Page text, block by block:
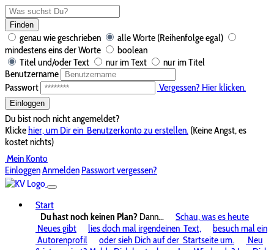
Finden
genau wie geschrieben
alle Worte (Reihenfolge egal)
mindestens eins der Worte
boolean
Titel und/oder Text
nur im Text
nur im Titel
Benutzername
Passwort
Vergessen? Hier klicken.
Einloggen
Du bist noch nicht angemeldet?
Klickehier, um Dir ein Benutzerkonto zu erstellen. (Keine Angst, es
kostet nichts)
Mein Konto
EinloggenAnmelden Passwort vergessen?
Start
Du hast noch keinen Plan? Dann...
Schau, was es heute
Neues gibt
lies doch mal irgendeinen Text,
besuch mal ein
Autorenprofil
oder sieh Dich auf der Startseite um.
Neu